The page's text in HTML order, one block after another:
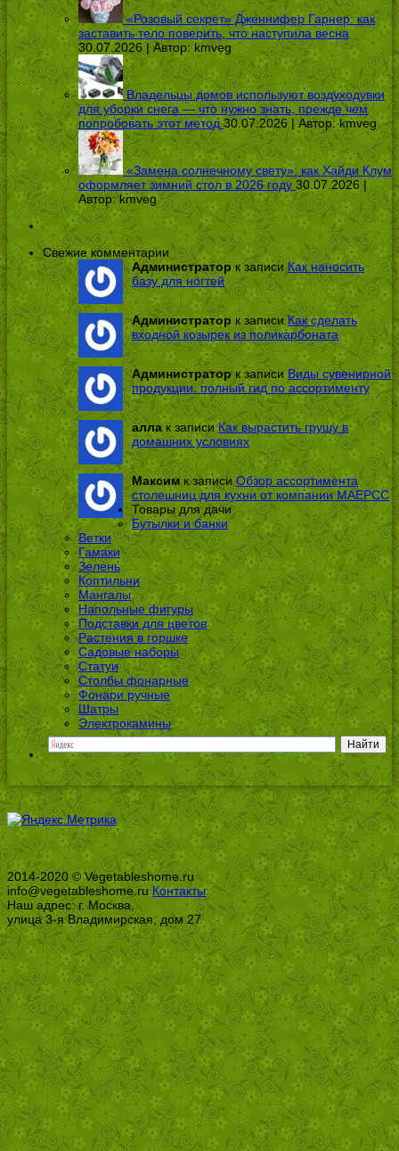
«Розовый секрет» Дженнифер Гарнер: как
заставить тело поверить, что наступила весна
30.07.2026 | Автор: kmveg
Владельцы домов используют воздуходувки
для уборки снега — что нужно знать, прежде чем
попробовать этот метод 30.07.2026 | Автор:kmveg
«Замена солнечному свету»: как Хайди Клум
оформляет зимний стол в 2026 году 30.07.2026 |
Автор:kmveg
Свежие комментарии
Администраторк записиКак наносить
базу для ногтей
Администратор к записиКак сделать
входной козырек из поликарбоната
Администраторк записи Виды сувенирной
продукции: полный гид по ассортименту
алла к записиКак вырастить грушу в
домашних условиях
Максимк записиОбзор ассортимента
столешниц для кухни от компании МАЕРСС
Товары для дачи
Бутылки и банки
Ветки
Гамаки
Зелень
Коптильни
Мангалы
Напольные фигуры
Подставки для цветов
Растения в горшке
Садовые наборы
Статуи
Столбы фонарные
Фонари ручные
Шатры
Электрокамины
2014-2020 © Vegetableshome.ru
info@vegetableshome.ruКонтакты
Наш адрес: г. Москва,
улица 3-я Владимирская, дом 27